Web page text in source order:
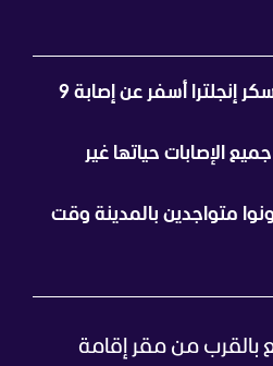
إطلاق نار قرب معسكر إنجلترا أسفر عن إصابة 9
الإصابات حياتها غير
متواجدين بالمدينة وقت
بالقرب من مقر إقامة